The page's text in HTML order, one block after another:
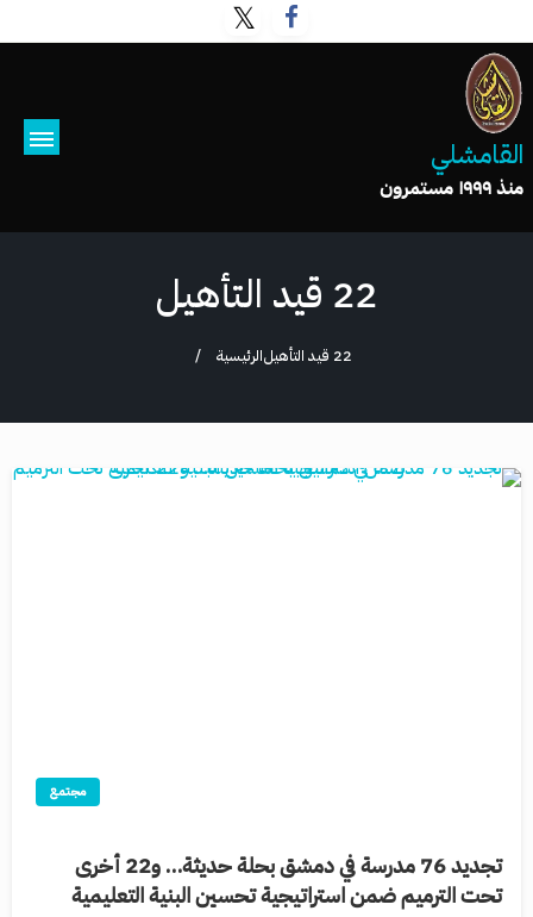
القامشلي
منذ ١٩٩٩ مستمرون
22 قيد التأهيل
الرئيسية 22 قيد التأهيل
مجتمع
تجديد 76 مدرسة في دمشق بحلة حديثة… و22 أخرى
تحت الترميم ضمن استراتيجية تحسين البنية التعليمية